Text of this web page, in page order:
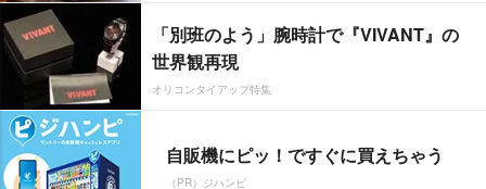
「別班のよう」腕時計で『VIVANT』の
世界観再現
オリコンタイアップ特集
自販機にピッ！ですぐに買えちゃう
（PR）ジハンピ